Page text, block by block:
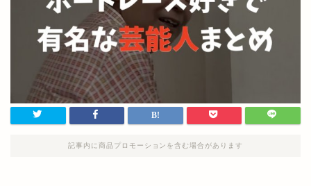
記事内に商品プロモーションを含む場合があります